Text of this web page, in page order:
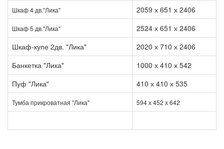
Шкаф 4 дв."Лика" 2059 х 651 х 2406
Шкаф 5 дв."Лика"
2524 х 651 х 2406
Шкаф-купе 2дв. "Лика"
2020 х 710 х 2406
Банкетка "Лика"
1000 х 410 х 542
Пуф "Лика"
410 х 410 х 535
Тумба прикроватная "Лика" 594 х 452 х 642